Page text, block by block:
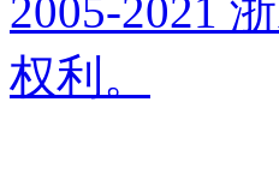
2005-2021
权利。